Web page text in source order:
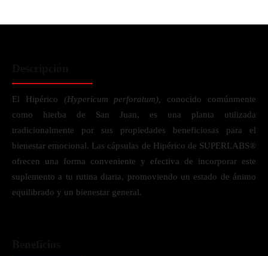
El Hipérico (Hypericum perforatum),
conocido comúnmente
como hierba de San Juan, es una planta utilizada
tradicionalmente por sus propiedades beneficiosas para el
bienestar emocional. Las cápsulas de Hipérico de SUPERLABS®
ofrecen una forma conveniente y efectiva de incorporar este
suplemento a tu rutina diaria, promoviendo un estado de ánimo
equilibrado y un bienestar general.